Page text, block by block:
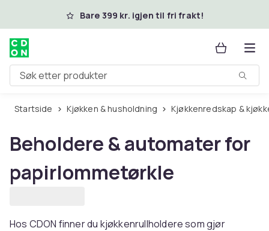
Hopp til hovedinnholdBare 399 kr. igjen til fri frakt!
Søk etter produkter
Startside Kjøkken & husholdning Kjøkkenredskap &
Beholdere & automater for
papirlommetørkle
Hos CDON finner du kjøkkenrullholdere som gjør